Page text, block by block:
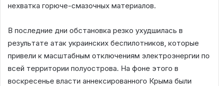
нехватка горюче-смазочных материалов.
В последние дни обстановка резко ухудшилась в
результате атак украинских беспилотников, которые
привели к масштабным отключениям электроэнергии по
всей территории полуострова. На фоне этого в
воскресенье власти аннексированного Крыма были